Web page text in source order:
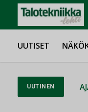
UUTISET
UUTINEN